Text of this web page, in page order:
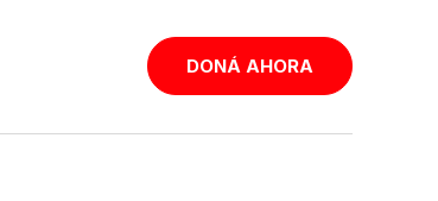
DONÁ AHORA